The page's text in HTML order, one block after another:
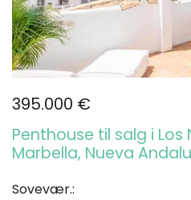
395.000 €
Penthouse til salg i Los
Marbella, Nueva
Sovevær.: